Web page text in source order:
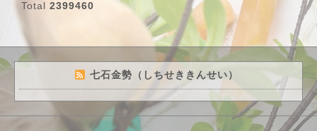
Total 2399460
七石金勢（しちせききんせい）